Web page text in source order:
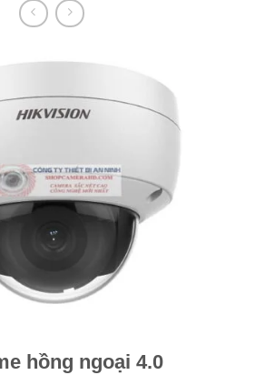
hồng ngoại 4.0